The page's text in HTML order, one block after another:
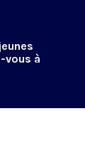
vous à